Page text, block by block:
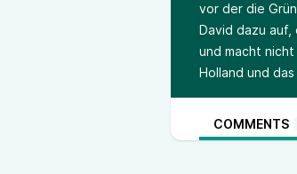
vor der die
David dazu
und macht
Holland und
COMMENTS